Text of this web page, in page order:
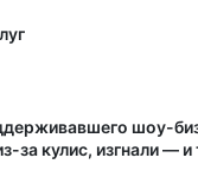
шоу-
за кулис, изгнали — и
наслаждаться